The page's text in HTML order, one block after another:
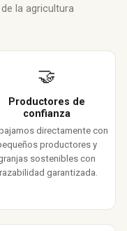
la agricultura
🤝
Productores de
confianza
directamente con
productores y
sostenibles con
garantizada.